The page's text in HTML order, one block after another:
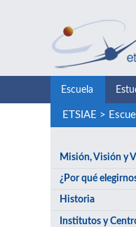
Escuela
ETSIAE >
Misión, Visión y
¿Por qué
Historia
Institutos y